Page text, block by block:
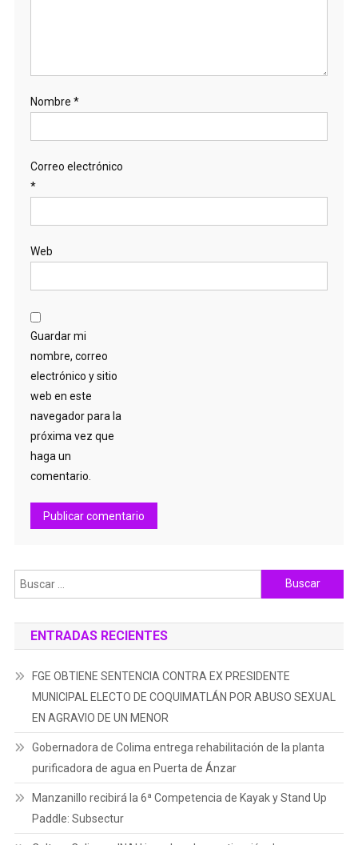
Nombre *
Correo electrónico
*
Web
Guardar mi
nombre, correo
electrónico y sitio
web en este
navegador para la
próxima vez que
haga un
comentario.
Buscar:
ENTRADAS RECIENTES
FGE OBTIENE SENTENCIA CONTRA EX PRESIDENTE
MUNICIPAL ELECTO DE COQUIMATLÁN POR ABUSO SEXUAL
EN AGRAVIO DE UN MENOR
Gobernadora de Colima entrega rehabilitación de la planta
purificadora de agua en Puerta de Ánzar
Manzanillo recibirá la 6ª Competencia de Kayak y Stand Up
Paddle: Subsectur